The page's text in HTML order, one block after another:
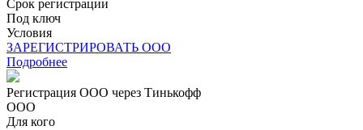
Срок регистрации
Под ключ
Условия
ЗАРЕГИСТРИРОВАТЬ ООО
Подробнее
Регистрация ООО через Тинькофф
ООО
Для кого